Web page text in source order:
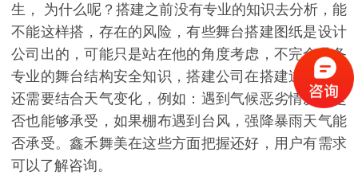
生， 为什么呢？搭建之前没有专业的知识去分析，能
不能这样搭，存在的风险，有些舞台搭建图纸是设计
公司出的，可能只是站在他的角度考虑，不完全具备
专业的舞台结构安全知识，搭建公司在搭建过程中，
还需要结合天气变化，例如：遇到气候恶劣情况下是
否也能够承受，如果棚布遇到台风，强降暴雨天气能
否承受。鑫禾舞美在这些方面把握还好，用户有需求
可以了解咨询。